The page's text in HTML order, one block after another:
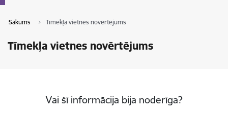
Sākums Tīmekļa vietnes novērtējums
Tīmekļa vietnes novērtējums
Vai šī informācija bija noderīga?